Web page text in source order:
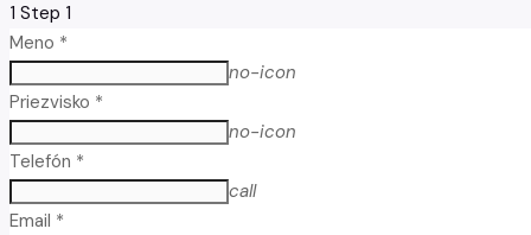
1 Step 1
Meno *
no-icon
Priezvisko *
no-icon
Telefón *
call
Email *